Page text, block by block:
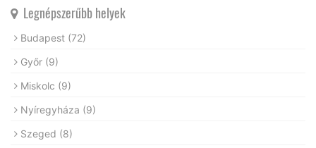
Legnépszerűbb helyek
Budapest (72)
Győr (9)
Miskolc (9)
Nyíregyháza (9)
Szeged (8)